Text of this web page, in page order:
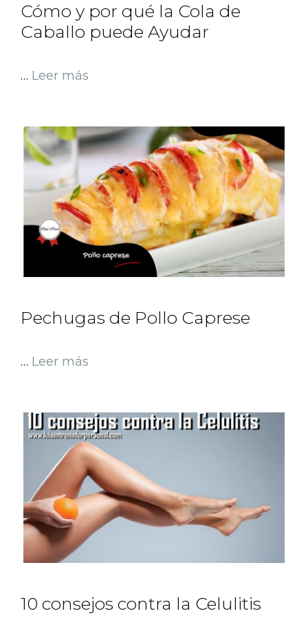
Cómo y por qué la Cola de
Caballo puede Ayudar
… Leer más
Pechugas de Pollo Caprese
… Leer más
10 consejos contra la Celulitis